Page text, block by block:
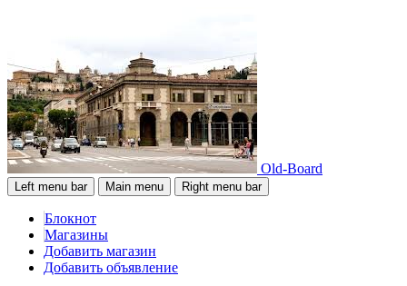
Old-Board
Left menu bar Main menu Right menu bar
Блокнот
Магазины
Добавить магазин
Добавить объявление